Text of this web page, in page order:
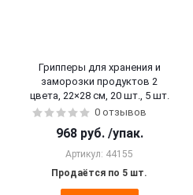
Грипперы для хранения и
заморозки продуктов 2
цвета, 22×28 см, 20 шт., 5 шт.
0 отзывов
968 руб. /упак.
Артикул: 44155
Продаётся по 5 шт.